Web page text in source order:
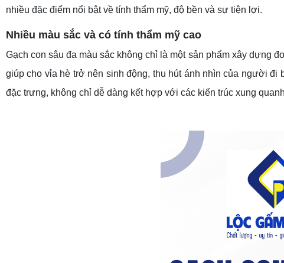
nhiều đặc điểm nổi bật về tính thẩm mỹ, độ bền và sự tiện lợi.
Nhiều màu sắc và có tính thẩm mỹ cao
Gạch con sâu đa màu sắc không chỉ là một sản phẩm xây dựng
giúp cho vỉa hè trở nên sinh động, thu hút ánh nhìn của người
đặc trưng, không chỉ dễ dàng kết hợp với các kiến trúc xung